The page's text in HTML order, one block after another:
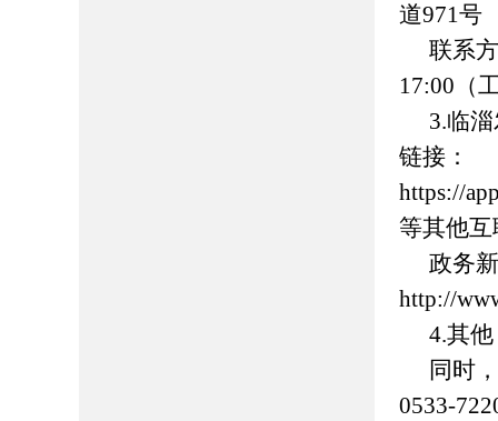
道971号
联系
17:00 （
3.临
链接：
https://
等其他
政务
http://
4.其
同时
0533-